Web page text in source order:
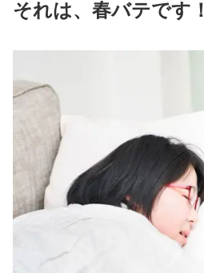
それは、春バテです！